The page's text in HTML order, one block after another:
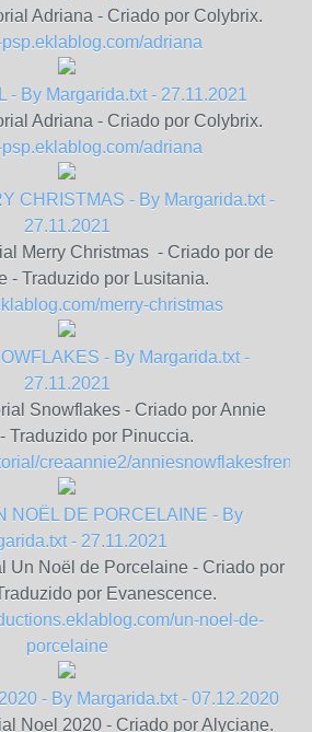
Adriana - Criado por Colybrix.
adriana
- By Margarida.txt - 27.11.2021
Adriana - Criado por Colybrix.
adriana
CHRISTMAS - By Margarida.txt -
27.11.2021
Merry Christmas - Criado por de
- Traduzido por Lusitania.
merry-christmas
- By Margarida.txt -
27.11.2021
Snowflakes - Criado por Annie
Traduzido por Pinuccia.
creaannie2/anniesnowflakesfrench
NOËL DE PORCELAINE - By
- 27.11.2021
Un Noël de Porcelaine - Criado por
por Evanescence.
un-noel-de-
porcelaine
- By Margarida.txt - 07.12.2020
Noel 2020 - Criado por Alyciane.